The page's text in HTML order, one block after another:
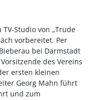
Studio von „Trude
vorbereitet. Per
bei Darmstadt
des Vereins
ersten kleinen
Georg Mahn führt
und zum